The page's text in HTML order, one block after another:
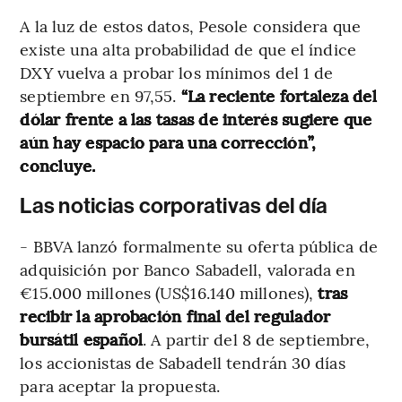
A la luz de estos datos, Pesole considera que
existe una alta probabilidad de que el índice
DXY vuelva a probar los mínimos del 1 de
septiembre en 97,55. “La reciente fortaleza del
dólar frente a las tasas de interés sugiere que
aún hay espacio para una corrección”,
concluye.
Las noticias corporativas del día
- BBVA lanzó formalmente su oferta pública de
adquisición por Banco Sabadell, valorada en
€15.000 millones (US$16.140 millones),tras
recibir la aprobación final del regulador
bursátil español. A partir del 8 de septiembre,
los accionistas de Sabadell tendrán 30 días
para aceptar la propuesta.